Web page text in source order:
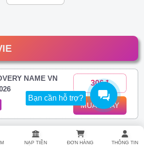
Bạn cần hỗ trợ?
NẠP TIỀN ĐƠN HÀNG THÔNG TIN
NAME VN
306đ
MUA NGAY
Việt Novery |
306đ